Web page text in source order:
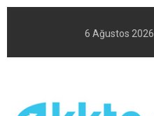
6 Ağustos 2026